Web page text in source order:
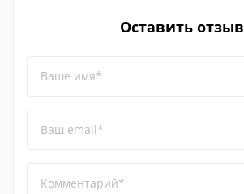
Оставить отзыв
Ваше имя*
Ваш email*
Комментарий*